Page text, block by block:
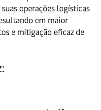
operações logísticas
em maior
e mitigação eficaz de